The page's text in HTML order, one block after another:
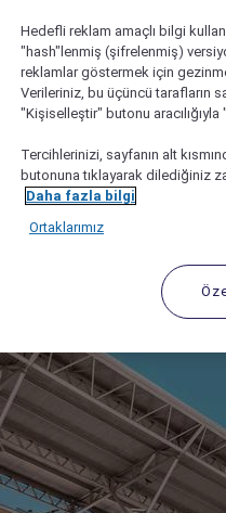
by categories
Hedefli reklam amaçlı bilgi
"hash"lenmiş (şifrelenmiş)
reklamlar göstermek için
Verileriniz, bu üçüncü tarafların
"Kişiselleştir" butonu
Tercihlerinizi, sayfanın alt
butonuna tıklayarak dilediğiniz
Daha fazla bilgi
Ortaklarımız